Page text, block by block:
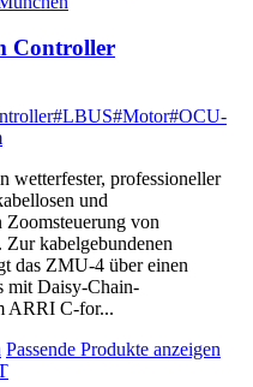
Controller
#LBUS#Motor#OCU-
wetterfester, professioneller
und
Zoomsteuerung von
kabelgebundenen
das ZMU-4 über einen
mit Daisy-Chain-
ARRI C-for...
Passende Produkte anzeigen